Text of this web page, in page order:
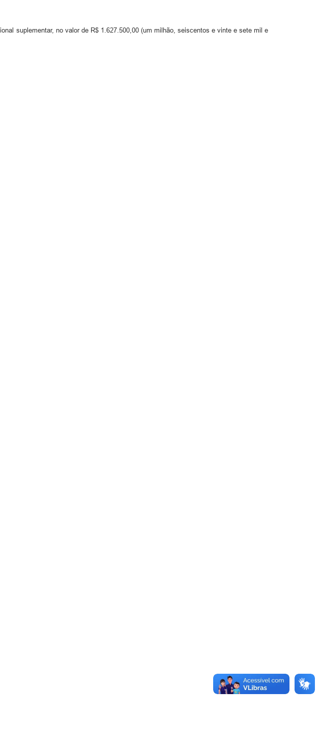
suplementar, no valor de R$ 1.627.500,00 (um milhão, seiscentos e vinte e sete mil e